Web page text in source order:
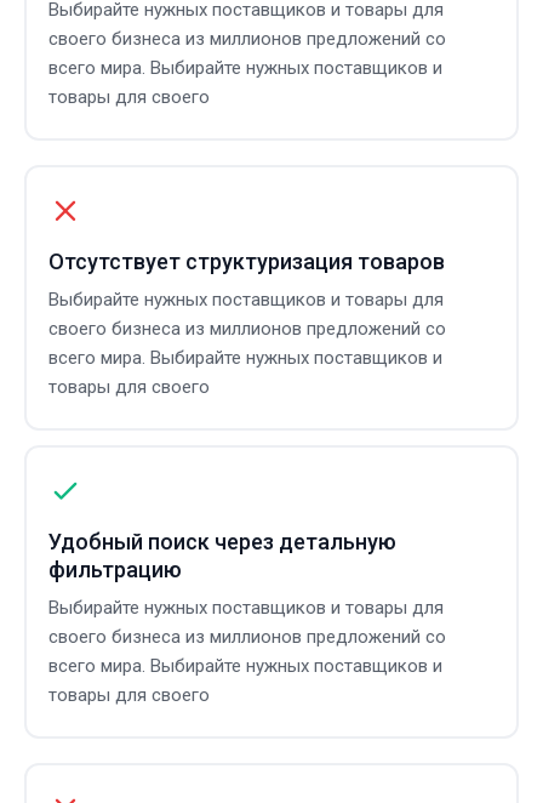
Выбирайте нужных поставщиков и товары для
своего бизнеса из миллионов предложений со
всего мира. Выбирайте нужных поставщиков и
товары для своего
Отсутствует структуризация товаров
Выбирайте нужных поставщиков и товары для
своего бизнеса из миллионов предложений со
всего мира. Выбирайте нужных поставщиков и
товары для своего
Удобный поиск через детальную
фильтрацию
Выбирайте нужных поставщиков и товары для
своего бизнеса из миллионов предложений со
всего мира. Выбирайте нужных поставщиков и
товары для своего